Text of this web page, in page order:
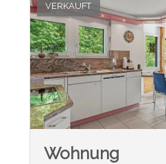
VERKAUFT
Wohnung